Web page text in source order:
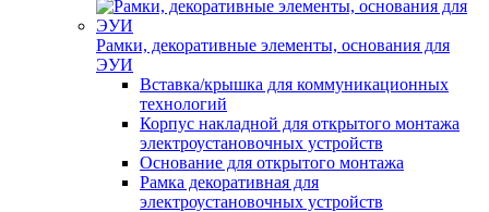
Рамки, декоративные элементы, основания для
ЭУИ
Вставка/крышка для коммуникационных
технологий
Корпус накладной для открытого монтажа
электроустановочных устройств
Основание для открытого монтажа
Рамка декоративная для
электроустановочных устройств